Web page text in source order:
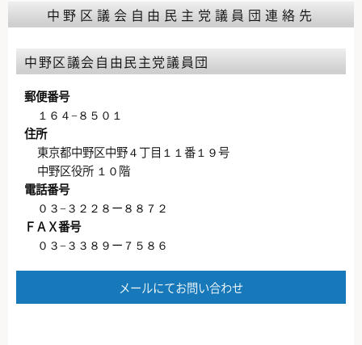
中野区議会自由民主党議員団連絡先
中野区議会自由民主党議員団
郵便番号
１６４−８５０１
住所
東京都中野区中野４丁目１１番１９号
中野区役所 １０階
電話番号
０３−３２２８ー８８７２
ＦＡＸ番号
０３−３３８９ー７５８６
メールにてお問い合わせ